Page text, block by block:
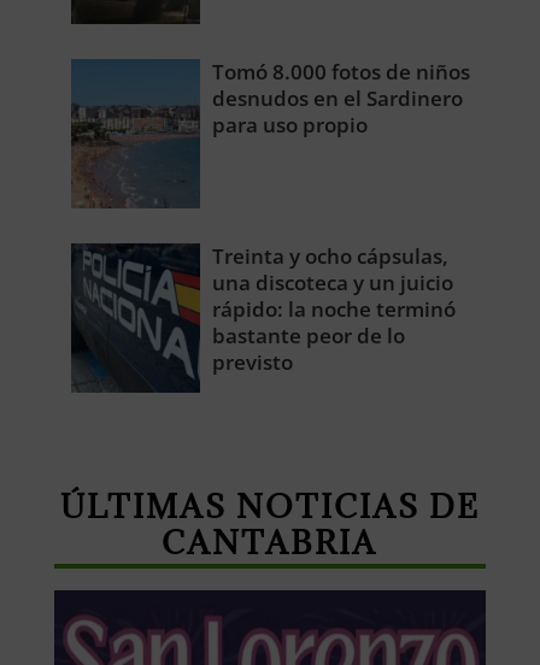
Tomó 8.000 fotos de niños
desnudos en el Sardinero
para uso propio
Treinta y ocho cápsulas,
una discoteca y un juicio
rápido: la noche terminó
bastante peor de lo
previsto
ÚLTIMAS NOTICIAS DE
CANTABRIA